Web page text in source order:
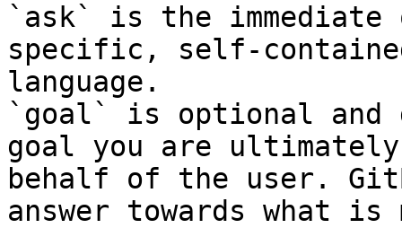
`ask` is the
specific, self-
language.
`goal` is optional and
goal you are
behalf of the user.
answer towards what